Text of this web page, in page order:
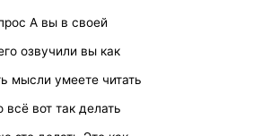
А вы в своей
озвучили вы как
мысли умеете читать
всё вот так делать